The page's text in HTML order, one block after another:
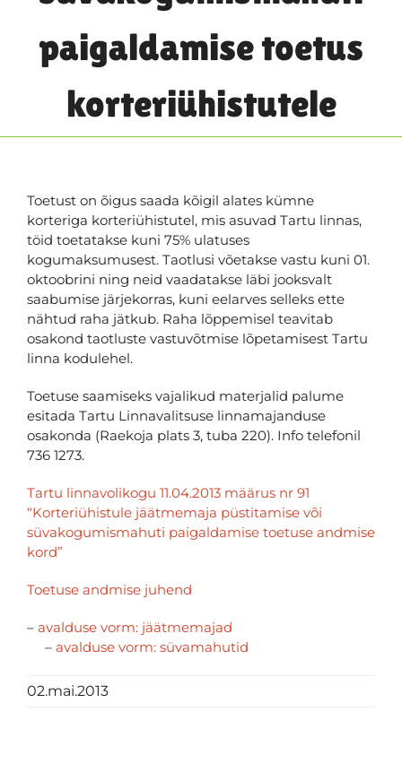
paigaldamise toetus
korteriühistutele
Toetust on õigus saada kõigil alates kümne
korteriga korteriühistutel, mis asuvad Tartu linnas,
töid toetatakse kuni 75% ulatuses
kogumaksumusest. Taotlusi võetakse vastu kuni 01.
oktoobrini ning neid vaadatakse läbi jooksvalt
saabumise järjekorras, kuni eelarves selleks ette
nähtud raha jätkub. Raha lõppemisel teavitab
osakond taotluste vastuvõtmise lõpetamisest Tartu
linna kodulehel.
Toetuse saamiseks vajalikud materjalid palume
esitada Tartu Linnavalitsuse linnamajanduse
osakonda (Raekoja plats 3, tuba 220). Info telefonil
736 1273.
Tartu linnavolikogu 11.04.2013 määrus nr 91
“Korteriühistule jäätmemaja püstitamise või
süvakogumismahuti paigaldamise toetuse andmise
kord”
Toetuse andmise juhend
– avalduse vorm: jäätmemajad
– avalduse vorm: süvamahutid
02.mai.2013